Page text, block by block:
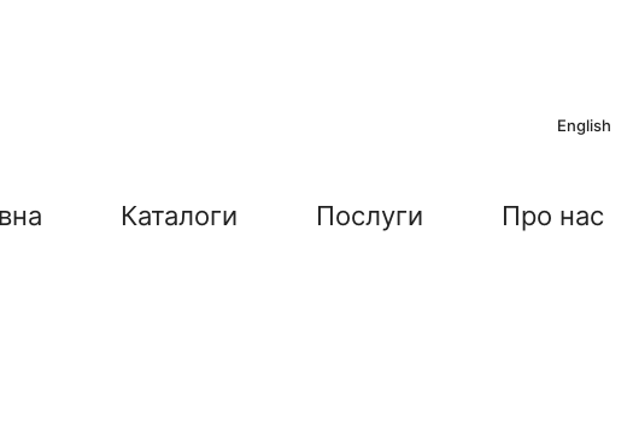
English
Каталоги Послуги Про нас